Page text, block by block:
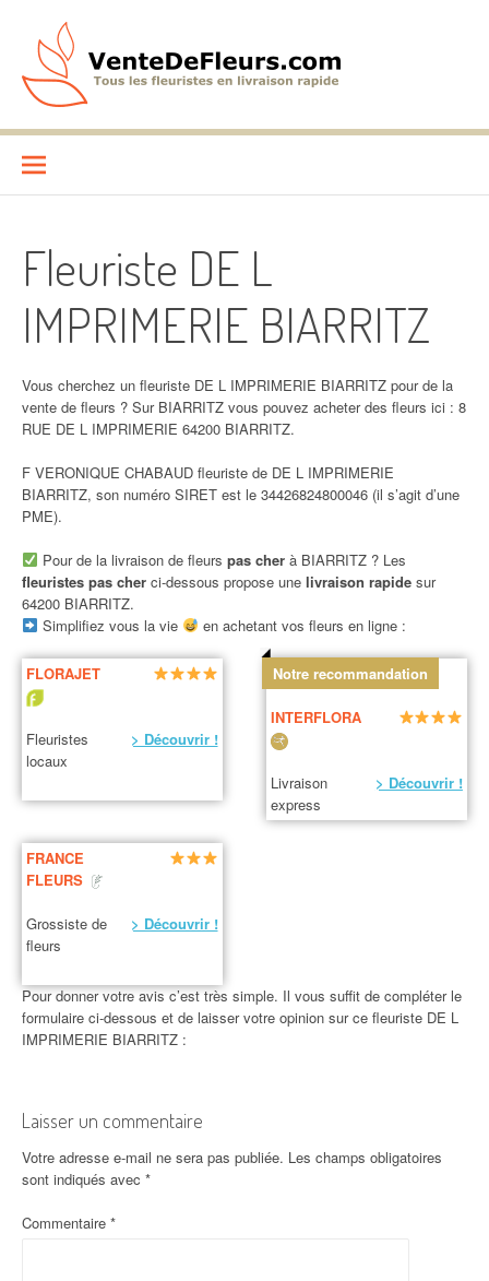
contenu
VenteDeFleurs.com
Fleuriste DE L
IMPRIMERIE BIARRITZ
Vous cherchez un fleuriste DE L IMPRIMERIE BIARRITZ pour de la
vente de fleurs ? Sur BIARRITZ vous pouvez acheter des fleurs ici : 8
RUE DE L IMPRIMERIE 64200 BIARRITZ.
F VERONIQUE CHABAUD fleuriste de DE L IMPRIMERIE
BIARRITZ, son numéro SIRET est le 34426824800046 (il s’agit d’une
PME).
Pour de la livraison de fleurs pas cherà BIARRITZ ? Les
fleuristes pas cher ci-dessous propose une livraison rapide sur
64200 BIARRITZ.
Simplifiez vous la vie
en achetant vos fleurs en ligne :
FLORAJET
Fleuristes
locaux
> Découvrir !
Notre recommandation
INTERFLORA
Livraison
express
> Découvrir !
FRANCE
FLEURS
Grossiste de
fleurs
> Découvrir !
Pour donner votre avis c’est très simple. Il vous suffit de compléter le
formulaire ci-dessous et de laisser votre opinion sur ce fleuriste DE L
IMPRIMERIE BIARRITZ :
Laisser un commentaire
Votre adresse e-mail ne sera pas publiée. Les champs obligatoires
sont indiqués avec *
Commentaire *